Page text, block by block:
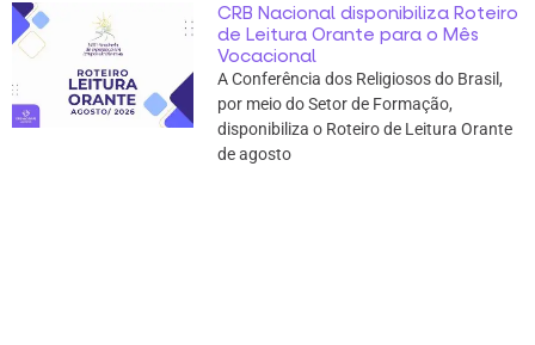
CRB Nacional disponibiliza Roteiro
de Leitura Orante para o Mês
Vocacional
A Conferência dos Religiosos do Brasil,
por meio do Setor de Formação,
disponibiliza o Roteiro de Leitura Orante
de agosto